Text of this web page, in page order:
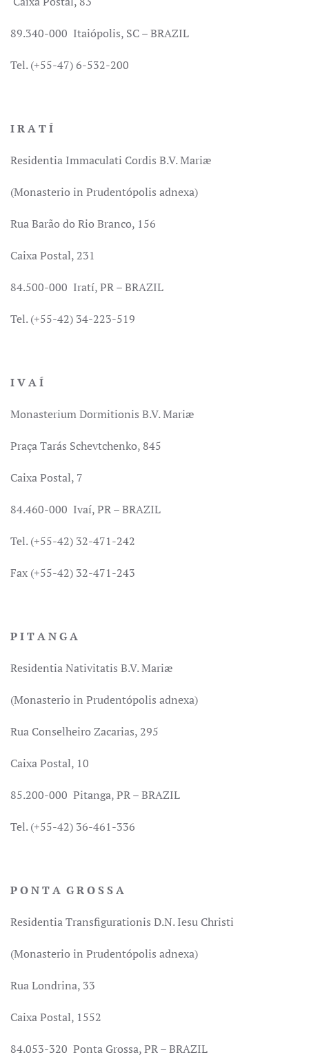
89.340-000 Itaiópolis, SC – BRAZIL
Tel. (+55-47) 6-532-200
I R A T Í
Residentia Immaculati Cordis B.V. Mariæ
(Monasterio in Prudentópolis adnexa)
Rua Barão do Rio Branco, 156
Caixa Postal, 231
84.500-000 Iratí, PR – BRAZIL
Tel. (+55-42) 34-223-519
I V A Í
Monasterium Dormitionis B.V. Mariæ
Praça Tarás Schevtchenko, 845
Caixa Postal, 7
84.460-000 Ivaí, PR – BRAZIL
Tel. (+55-42) 32-471-242
Fax (+55-42) 32-471-243
P I T A N G A
Residentia Nativitatis B.V. Mariæ
(Monasterio in Prudentópolis adnexa)
Rua Conselheiro Zacarias, 295
Caixa Postal, 10
85.200-000 Pitanga, PR – BRAZIL
Tel. (+55-42) 36-461-336
P O N T A G R O S S A
Residentia Transfigurationis D.N. Iesu Christi
(Monasterio in Prudentópolis adnexa)
Rua Londrina, 33
Caixa Postal, 1552
84.053-320 Ponta Grossa, PR – BRAZIL